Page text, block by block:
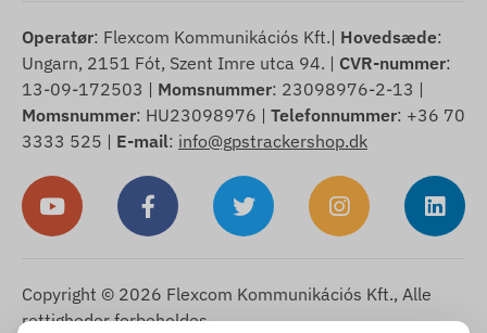
Operatør: Flexcom Kommunikációs Kft.| Hovedsæde:
Ungarn, 2151 Fót, Szent Imre utca 94. | CVR-nummer:
13-09-172503 | Momsnummer: 23098976-2-13 |
Momsnummer: HU23098976 | Telefonnummer: +36 70
3333 525 | E-mail: info@gpstrackershop.dk
Copyright © 2026 Flexcom Kommunikációs Kft., Alle
rettigheder forbeholdes.